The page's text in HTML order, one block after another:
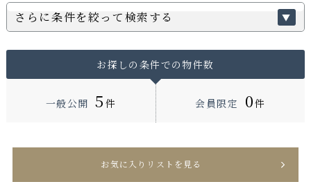
さらに条件を絞って検索する
お探しの条件での物件数
一般公開 5 件 会員限定 0件
お気に入りリストを見る